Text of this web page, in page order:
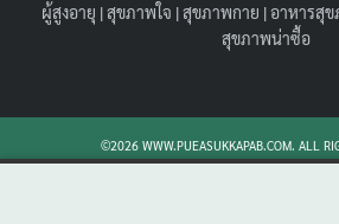
ฟิลเลอร์เพิ่มขนาด HA Filler คือ
ขนาด HA สำหรับผู้ชาย พร้อมเปรียบเ
ผู้สูงอายุ |สุขภาพใจ |สุขภาพกาย |อาหารสุ
สุขภาพน่าซื้อ
©2026 WWW.PUEASUKKAPAB.COM. ALL